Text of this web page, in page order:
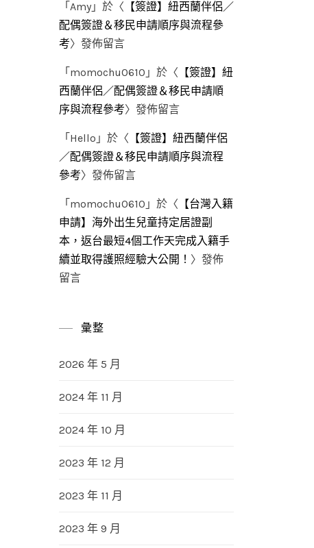
「 Amy 」於〈 【簽證】紐西蘭伴侶／
配偶簽證＆移民申請順序與流程參
考〉發佈留言
「 momochu0610 」於〈 【簽證】紐
西蘭伴侶／配偶簽證＆移民申請順
序與流程參考〉發佈留言
「 Hello 」於〈 【簽證】紐西蘭伴侶
／配偶簽證＆移民申請順序與流程
參考〉發佈留言
「 momochu0610 」於〈 【台灣入籍
申請】海外出生兒童持定居證副
本，返台最短4個工作天完成入籍手
續並取得護照經驗大公開！ 〉發佈
留言
彙整
2026 年 5 月
2024 年 11 月
2024 年 10 月
2023 年 12 月
2023 年 11 月
2023 年 9 月